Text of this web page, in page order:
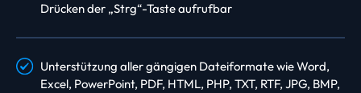
Drücken der „Strg“-Taste aufrufbar
Unterstützung aller gängigen Dateiformate wie Word,
Excel, PowerPoint, PDF, HTML, PHP, TXT, RTF, JPG, BMP,